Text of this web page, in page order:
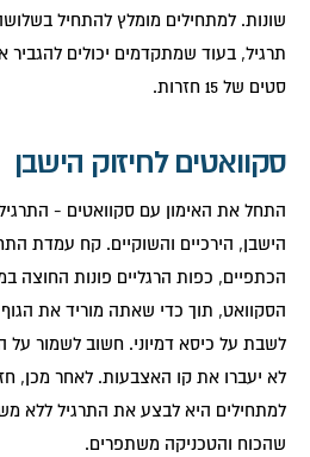
תרגיל, בעוד שמתקדמים יכולים
סטים של 15 חזרות.
סקוואטים לחיזוק הישבן
התחל את האימון עם סקוואטים - התרגיל
הישבן, הירכיים והשוקיים. קח עמדת
הכתפיים, כפות הרגליים פונות החוצה
הסקוואט, תוך כדי שאתה מוריד את
לשבת על כיסא דמיוני. חשוב לשמור על
לא יעברו את קו האצבעות. לאחר מכן,
למתחילים היא לבצע את התרגיל ללא
שהכוח והטכניקה משתפרים.